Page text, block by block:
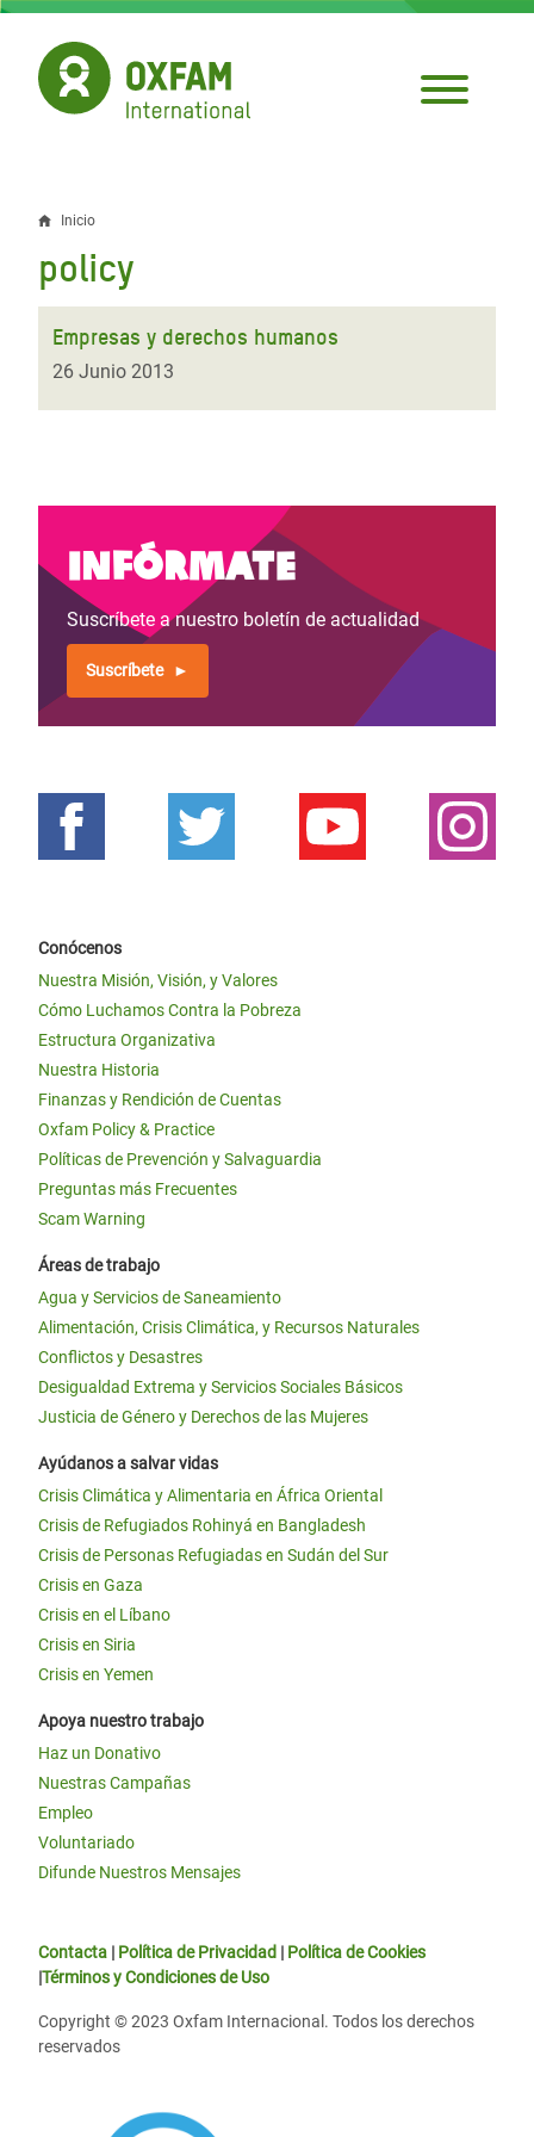
Pasar
contenido
principal
Sobrescribir
enlaces
de
ayuda
a
Inicio
policy
Empresas y derechos humanos
26 Junio 2013
Infórmate
Suscríbete a nuestro boletín de actualidad
Suscríbete
Conócenos
Nuestra Misión, Visión, y Valores
Cómo Luchamos Contra la Pobreza
Estructura Organizativa
Nuestra Historia
Finanzas y Rendición de Cuentas
Oxfam Policy & Practice
Políticas de Prevención y Salvaguardia
Preguntas más Frecuentes
Scam Warning
Áreas de trabajo
Agua y Servicios de Saneamiento
Alimentación, Crisis Climática, y Recursos Naturales
Conflictos y Desastres
Desigualdad Extrema y Servicios Sociales Básicos
Justicia de Género y Derechos de las Mujeres
Ayúdanos a salvar vidas
Crisis Climática y Alimentaria en África Oriental
Crisis de Refugiados Rohinyá en Bangladesh
Crisis de Personas Refugiadas en Sudán del Sur
Crisis en Gaza
Crisis en el Líbano
Crisis en Siria
Crisis en Yemen
Apoya nuestro trabajo
Haz un Donativo
Nuestras Campañas
Empleo
Voluntariado
Difunde Nuestros Mensajes
Contacta | Política de Privacidad | Política de Cookies
|Términos y Condiciones de Uso
Copyright © 2023 Oxfam Internacional. Todos los derechos
reservados